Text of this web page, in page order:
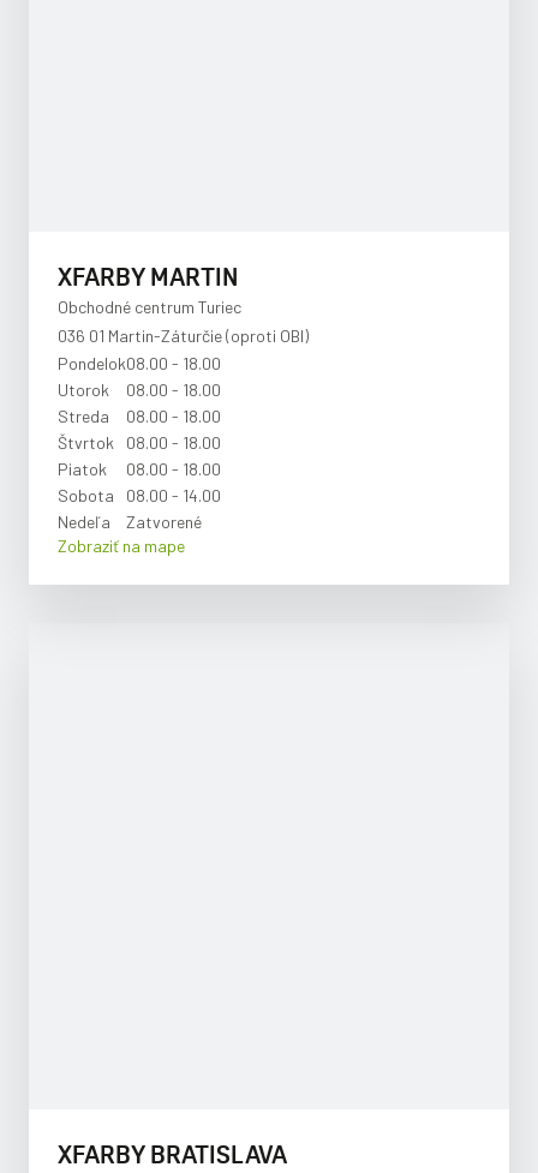
XFARBY MARTIN
Obchodné centrum Turiec
036 01 Martin-Záturčie (oproti OBI)
Pondelok
Utorok
Streda
Štvrtok
Piatok
Sobota
Nedeľa
08.00 - 18.00
08.00 - 18.00
08.00 - 18.00
08.00 - 18.00
08.00 - 18.00
08.00 - 14.00
Zatvorené
Zobraziť na mape
XFARBY BRATISLAVA